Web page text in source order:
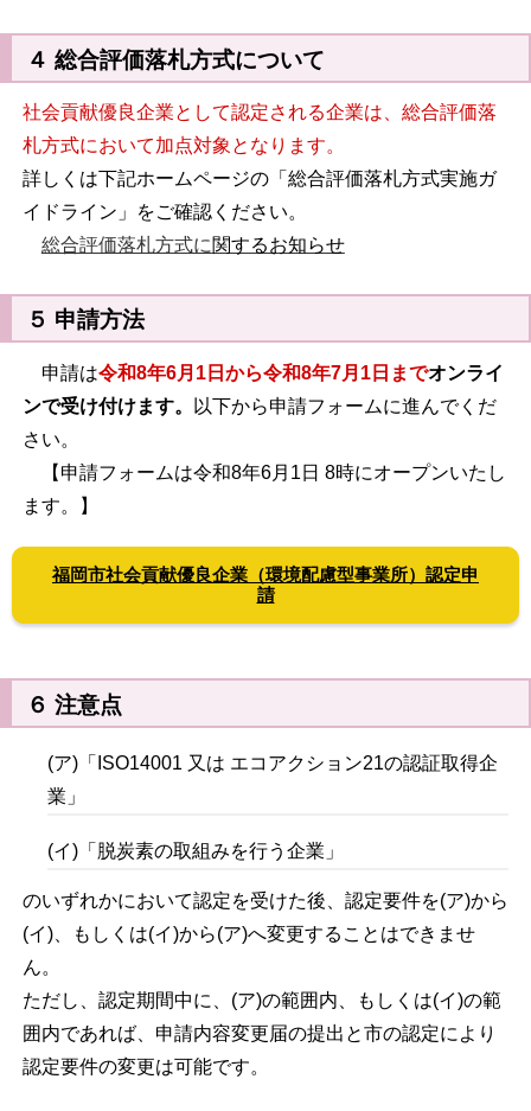
４ 総合評価落札方式について
社会貢献優良企業として認定される企業は、総合評価落
札方式において加点対象となります。
詳しくは下記ホームページの「総合評価落札方式実施ガ
イドライン」をご確認ください。
総合評価落札方式に関するお知らせ
５ 申請方法
申請は令和8年6月1日から令和8年7月1日までオンライ
ンで受け付けます。
以下から申請フォームに進んでくだ
さい。
【申請フォームは令和8年6月1日 8時にオープンいたし
ます。】
福岡市社会貢献優良企業（環境配慮型事業所）認定申
請
６ 注意点
(ア)「ISO14001 又は エコアクション21の認証取得企
業」
(イ)「脱炭素の取組みを行う企業」
のいずれかにおいて認定を受けた後、認定要件を(ア)から
(イ)、もしくは(イ)から(ア)へ変更することはできませ
ん。
ただし、認定期間中に、(ア)の範囲内、もしくは(イ)の範
囲内であれば、申請内容変更届の提出と市の認定により
認定要件の変更は可能です。